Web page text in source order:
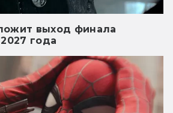
выход финала
года